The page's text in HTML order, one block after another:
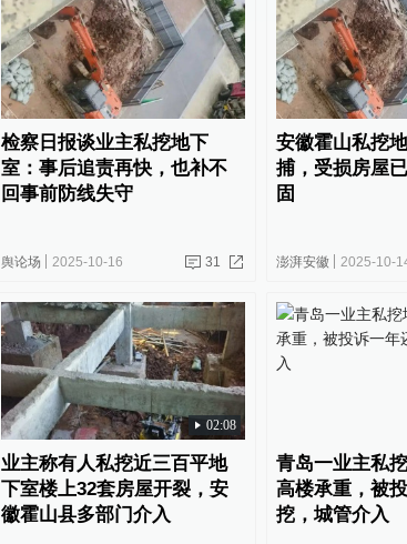
检察日报谈业主私挖地下
室：事后追责再快，也补不
回事前防线失守
舆论场 2025-10-16 31
安徽霍山私挖
捕，受损房屋
固
澎湃安徽 2025-10-
02:08
业主称有人私挖近三百平地
下室楼上32套房屋开裂，安
徽霍山县多部门介入
青岛一业主私
高楼承重，被
挖，城管介入